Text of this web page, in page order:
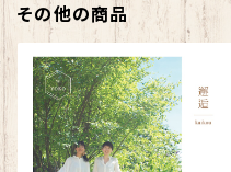
その他の商品